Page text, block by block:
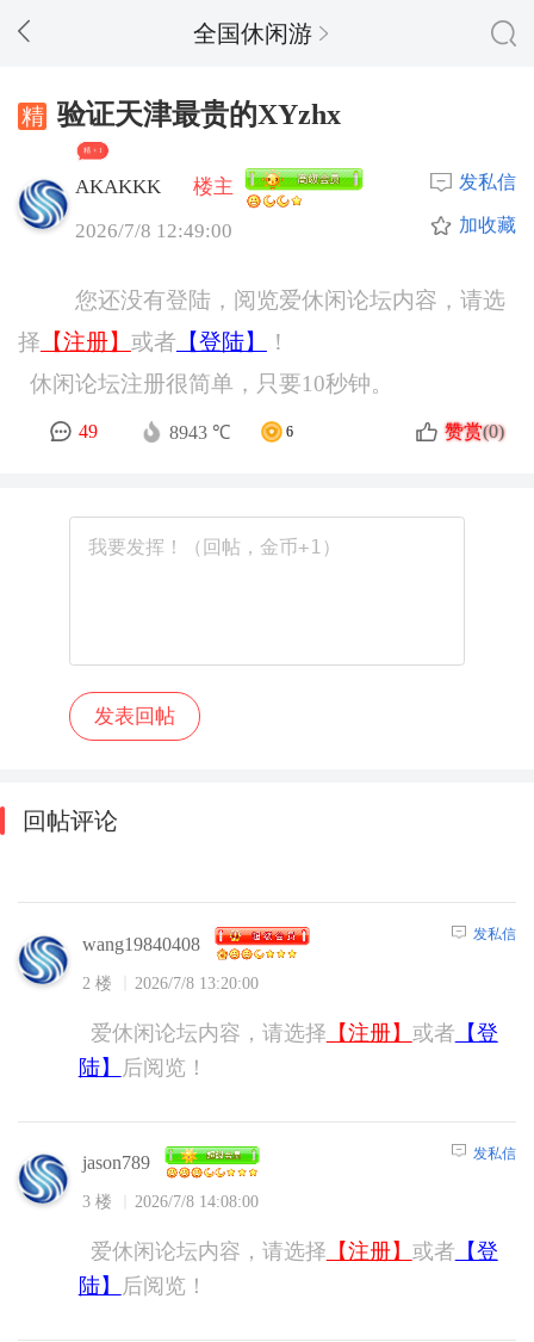
全国休闲游
验证天津最贵的XYzhx
精 + 1
AKAKKK
楼主
2026/7/8 12:49:00
发私信
加收藏
您还没有登陆，阅览爱休闲论坛内容，请选
择 【注册】 或者 【登陆】
！
休闲论坛注册很简单，只要10秒钟。
49 8943 ℃ 6 赞赏(0)
回帖评论
wang19840408
2 楼 2026/7/8 13:20:00
发私信
爱休闲论坛内容，请选择 【注册】 或者 【登
陆】
后阅览！
jason789
3 楼 2026/7/8 14:08:00
发私信
爱休闲论坛内容，请选择 【注册】 或者 【登
陆】
后阅览！